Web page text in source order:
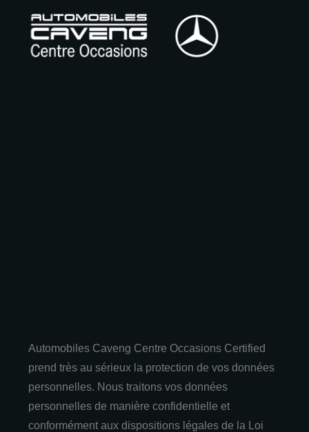
Automobiles Caveng Centre Occasions Certified
prend très au sérieux la protection de vos données
personnelles. Nous traitons vos données
personnelles de manière confidentielle et
conformément aux dispositions légales de la Loi